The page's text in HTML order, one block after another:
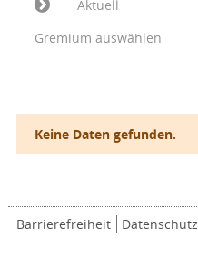
Aktuell
Gremium auswählen
Keine Daten gefunden.
Barrierefreiheit Datenschutz